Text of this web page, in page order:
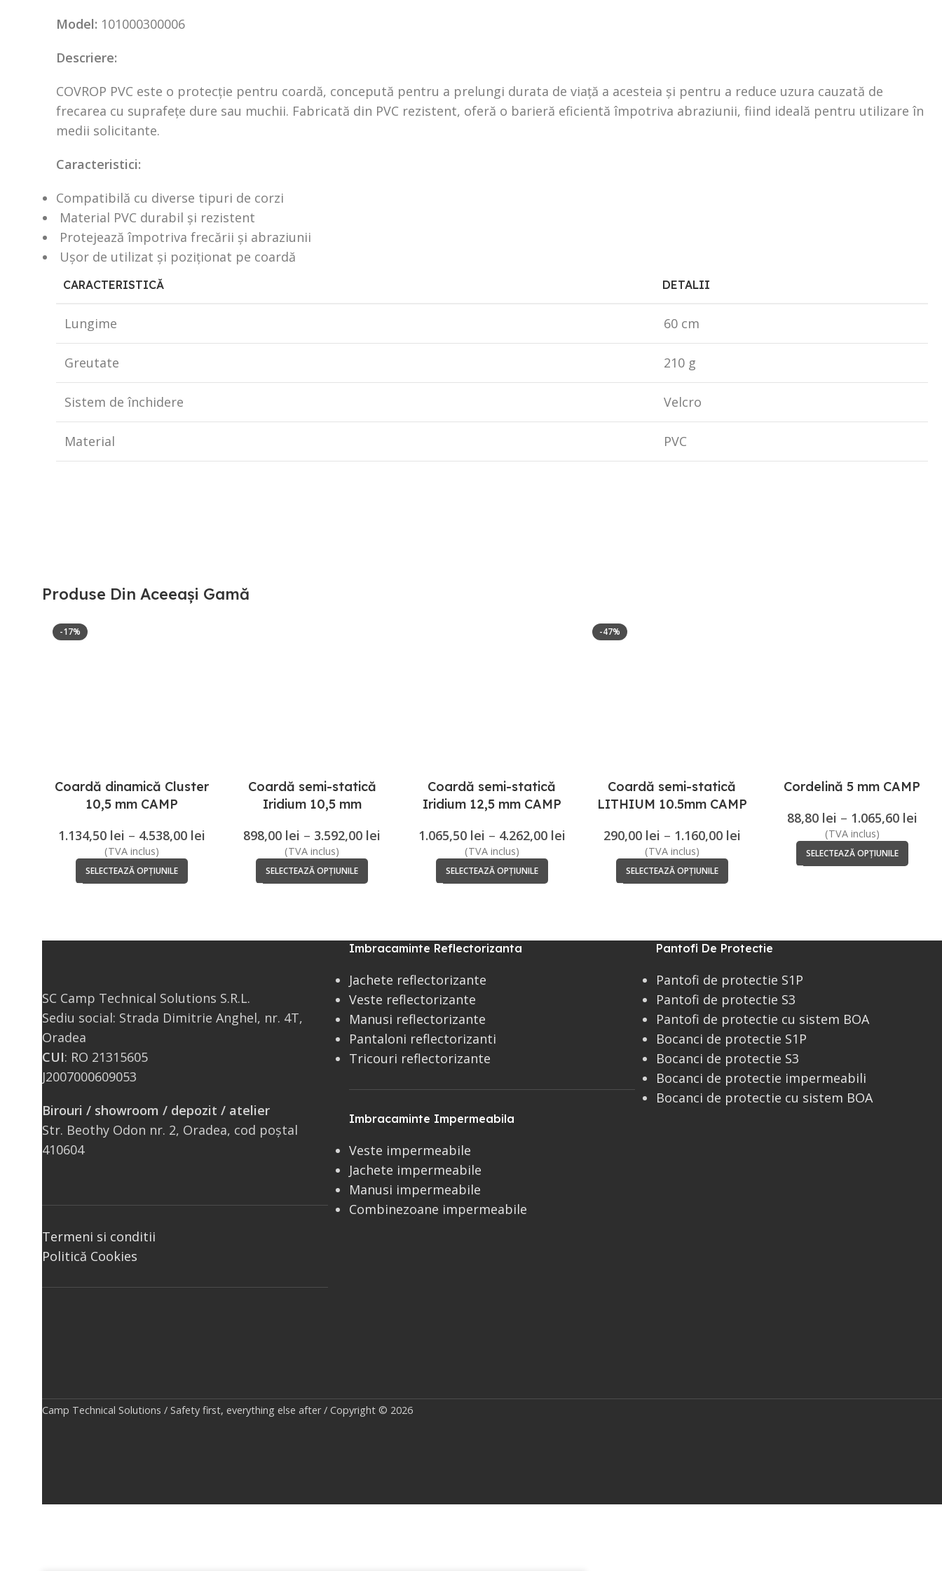
Model: 101000300006
Descriere:
COVROP PVC este o protecție pentru coardă, concepută pentru a prelungi durata de viață a acesteia și pentru a reduce uzura cauzată de
frecarea cu suprafețe dure sau muchii. Fabricată din PVC rezistent, oferă o barieră eficientă împotriva abraziunii, fiind ideală pentru utilizare în
medii solicitante.
Caracteristici:
Compatibilă cu diverse tipuri de corzi
Material PVC durabil și rezistent
Protejează împotriva frecării și abraziunii
Ușor de utilizat și poziționat pe coardă
CARACTERISTICĂ DETALII
Lungime 60 cm
Greutate 210 g
Sistem de închidere Velcro
Material PVC
Produse Din Aceeași Gamă
-17%
Coardă dinamică Cluster
10,5 mm CAMP
1.134,50 lei – 4.538,00 lei
(TVA inclus)
SELECTEAZĂ OPȚIUNILE
Coardă semi-statică
Iridium 10,5 mm
898,00 lei – 3.592,00 lei
(TVA inclus)
SELECTEAZĂ OPȚIUNILE
Coardă semi-statică
Iridium 12,5 mm CAMP
1.065,50 lei – 4.262,00 lei
(TVA inclus)
SELECTEAZĂ OPȚIUNILE
-47%
Coardă semi-statică
LITHIUM 10.5mm CAMP
290,00 lei – 1.160,00 lei
(TVA inclus)
SELECTEAZĂ OPȚIUNILE
Cordelină 5 mm CAMP
88,80 lei – 1.065,60 lei
(TVA inclus)
SELECTEAZĂ OPȚIUNILE
SC Camp Technical Solutions S.R.L.
Sediu social: Strada Dimitrie Anghel, nr. 4T,
Oradea
CUI: RO 21315605
J2007000609053
Birouri / showroom / depozit / atelier
Str. Beothy Odon nr. 2, Oradea, cod poștal
410604
Termeni si conditii
Politică Cookies
Imbracaminte Reflectorizanta
Jachete reflectorizante
Veste reflectorizante
Manusi reflectorizante
Pantaloni reflectorizanti
Tricouri reflectorizante
Imbracaminte Impermeabila
Veste impermeabile
Jachete impermeabile
Manusi impermeabile
Combinezoane impermeabile
Pantofi De Protectie
Pantofi de protectie S1P
Pantofi de protectie S3
Pantofi de protectie cu sistem BOA
Bocanci de protectie S1P
Bocanci de protectie S3
Bocanci de protectie impermeabili
Bocanci de protectie cu sistem BOA
Camp Technical Solutions / Safety first, everything else after / Copyright © 2026